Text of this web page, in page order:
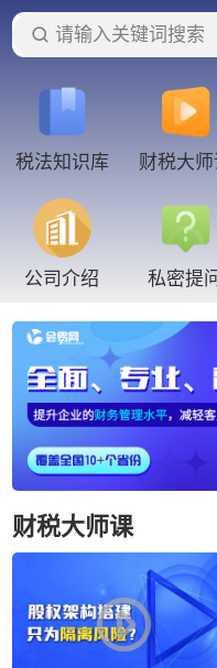
请输入关键词搜索
税法知识库 财税大
公司介绍 私密提
财税大师课